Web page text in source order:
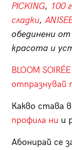
PICKING, 100
сладки,
обединени
красота и
BLOOM
отпразнувай
Какво става
профила ни и
Абонирай се